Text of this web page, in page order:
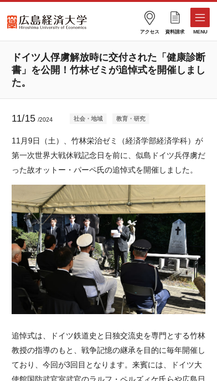
アクセス 資料請求 MENU
ドイツ人俘虜解放時に交付された「健康診断
書」を公開！竹林ゼミが追悼式を開催しまし
た。
11/15 /2024 社会・地域 教育・研究
11月9日（土）、竹林栄治ゼミ（経済学部経済学科）が
第一次世界大戦休戦記念日を前に、似島ドイツ兵俘虜だ
った故オットー・パーペ氏の追悼式を開催しました。
追悼式は、ドイツ鉄道史と日独交流史を専門とする竹林
教授の指導のもと、戦争記憶の継承を目的に毎年開催し
ており、今回が3回目となります。来賓には、ドイツ大
使館国防武官室武官のラルフ・ペルズィケ氏らや広島日